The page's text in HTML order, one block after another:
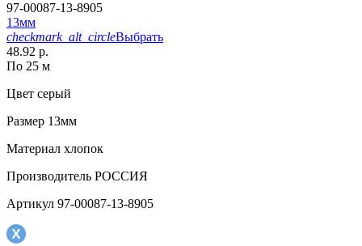
97-00087-13-8905
13мм
checkmark_alt_circleВыбрать
48.92 р.
По 25 м
Цвет серый
Размер 13мм
Материал хлопок
Производитель РОССИЯ
Артикул 97-00087-13-8905